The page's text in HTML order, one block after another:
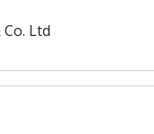
Ltd